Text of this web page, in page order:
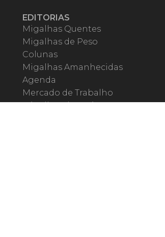
EDITORIAS
Migalhas Quentes
Migalhas de Peso
Colunas
Migalhas Amanhecidas
Agenda
Mercado de Trabalho
Migalhas dos Leitores